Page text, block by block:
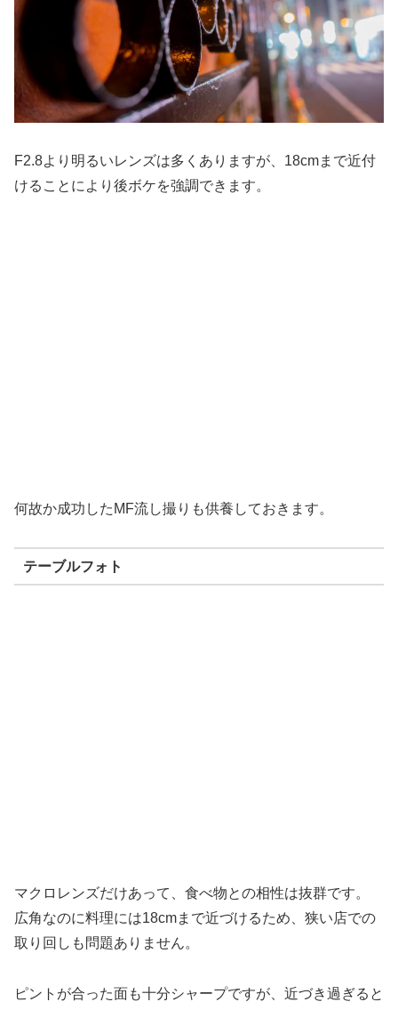
F2.8より明るいレンズは多くありますが、18cmまで近付
けることにより後ボケを強調できます。
何故か成功したMF流し撮りも供養しておきます。
テーブルフォト
マクロレンズだけあって、食べ物との相性は抜群です。
広角なのに料理には18cmまで近づけるため、狭い店での
取り回しも問題ありません。
ピントが合った面も十分シャープですが、近づき過ぎると